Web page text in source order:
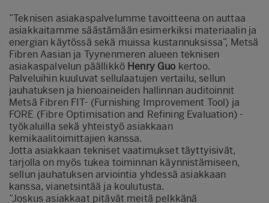
”Teknisen asiakaspalvelumme tavoitteena on auttaa
asiakkaitamme säästämään esimerkiksi materiaalin ja
energian käytössä sekä muissa kustannuksissa”, Metsä
Fibren Aasian ja Tyynenmeren alueen teknisen
asiakaspalvelun päällikkö Henry Guo kertoo.
Palveluihin kuuluvat sellulaatujen vertailu, sellun
jauhatuksen ja hienoaineiden hallinnan auditoinnit
Metsä Fibren FIT- (Furnishing Improvement Tool) ja
FORE (Fibre Optimisation and Refining Evaluation) -
työkaluilla sekä yhteistyö asiakkaan
kemikaalitoimittajien kanssa.
Jotta asiakkaan tekniset vaatimukset täyttyisivät,
tarjolla on myös tukea toiminnan käynnistämiseen,
sellun jauhatuksen arviointia yhdessä asiakkaan
kanssa, vianetsintää ja koulutusta.
”Joskus asiakkaat pitävät meitä pelkkänä